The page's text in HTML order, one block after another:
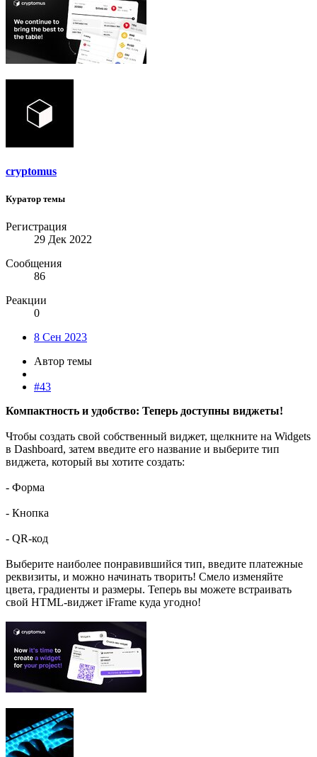
cryptomus
Куратор темы
Регистрация
29 Дек 2022
Сообщения
86
Реакции
0
8 Сен 2023
Автор темы
#43
Компактность и удобство: Теперь доступны виджеты!
Чтобы создать свой собственный виджет, щелкните на Widgets
в Dashboard, затем введите его название и выберите тип
виджета, который вы хотите создать:
- Форма
- Кнопка
- QR-код
Выберите наиболее понравившийся тип, введите платежные
реквизиты, и можно начинать творить! Смело изменяйте
цвета, градиенты и размеры. Теперь вы можете встраивать
свой HTML-виджет iFrame куда угодно!